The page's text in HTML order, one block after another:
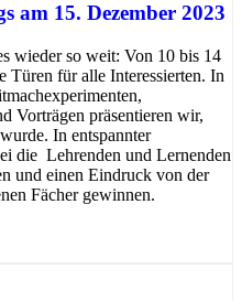
am 15. Dezember 2023
wieder so weit: Von 10 bis 14
Türen für alle Interessierten. In
Vorträgen präsentieren wir,
In entspannter
die Lehrenden und Lernenden
und einen Eindruck von der
Fächer gewinnen.